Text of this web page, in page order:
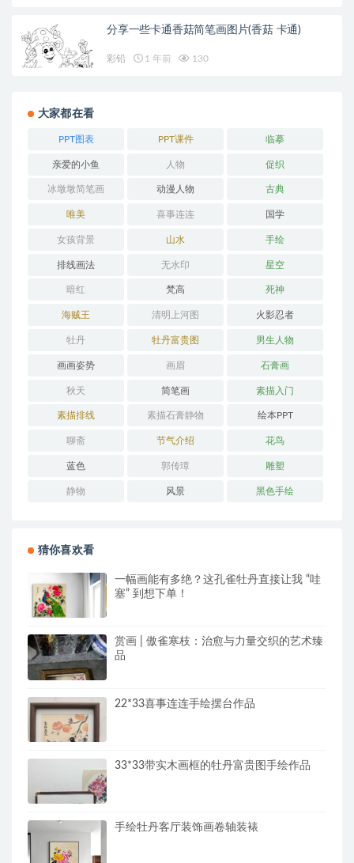
分享一些卡通香菇简笔画图片(香菇 卡通)
彩铅 1 年前 130
大家都在看
PPT图表 PPT课件 临摹
亲爱的小鱼 人物 促织
冰墩墩简笔画 动漫人物 古典
唯美 喜事连连 国学
女孩背景 山水 手绘
排线画法 无水印 星空
暗红 梵高 死神
海贼王 清明上河图 火影忍者
牡丹 牡丹富贵图 男生人物
画画姿势 画眉 石膏画
秋天 简笔画 素描入门
素描排线 素描石膏静物 绘本PPT
聊斋 节气介绍 花鸟
蓝色 郭传璋 雕塑
静物 风景 黑色手绘
猜你喜欢看
一幅画能有多绝？这孔雀牡丹直接让我 “哇
塞” 到想下单！
赏画 | 傲雀寒枝：治愈与力量交织的艺术臻
品
22*33喜事连连手绘摆台作品
33*33带实木画框的牡丹富贵图手绘作品
手绘牡丹客厅装饰画卷轴装裱